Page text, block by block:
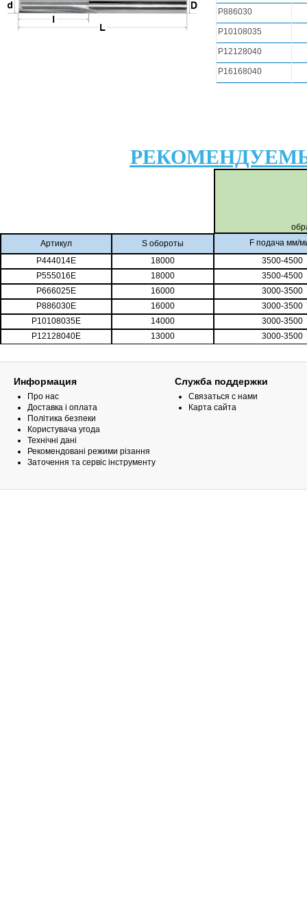
P886030
P10108035
P12128040
P16168040
Артикул
S обороты
F подача мм/
P444014E
18000
3500-4500
P555016E
18000
3500-4500
P666025E
16000
3000-3500
P886030E
16000
3000-3500
P10108035E
14000
3000-3500
P12128040E
13000 3000-3500
Информация
Про нас
Доставка і оплата
Політика безпеки
Користувача угода
Технічні дані
Рекомендовані режими різання
Заточення та сервіс інструменту
Служба поддержки
Связаться с нами
Карта сайта